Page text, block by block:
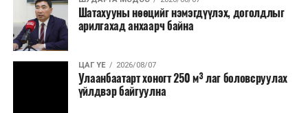
болон арилжааны банкуудтай хамтран стратегийн
бүтээгдэхүүний нөөц бүрдүүлэх, хадгалах, түгээх,
борлуулах бүх шатанд цахим төлбөрийн баримт
үйлдэж, бүртгэлийг ил тод болгох юм.
2026 оны намар бэлтгэж, 2027 оны хавар худалдаанд
Шатахууны нөөцийг нэмэгдүүлэх, доголдлыг
арилгахад анхаарч байна
ЦАГ ҮЕ 2026/08/07
Улаанбаатарт хоногт 250 м³ лаг боловсруулах
үйлдвэр байгуулна